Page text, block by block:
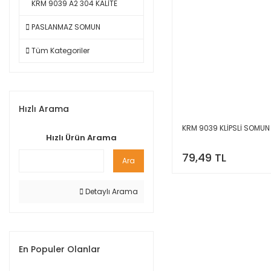
KRM 9039 A2 304 KALİTE
PASLANMAZ SOMUN
Tüm Kategoriler
Hızlı Arama
Hızlı Ürün Arama
Ara
Detaylı Arama
En Populer Olanlar
KRM 9039 KLİPSLİ
79,49 TL